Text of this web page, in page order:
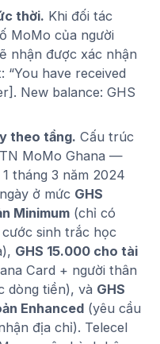
thời. Khi đối tác
MoMo của người
nhận được xác nhận
“You have received
New balance: GHS
theo tầng. Cấu trúc
MoMo Ghana —
tháng 3 năm 2024
ở mức GHS
Minimum(chỉ có
sinh trắc học
GHS 15.000 cho tài
Card + người thân
dòng tiền), và GHS
Enhanced(yêu cầu
địa chỉ). Telecel